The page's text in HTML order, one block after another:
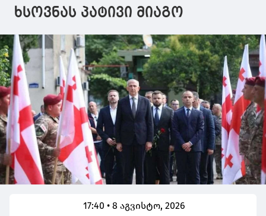
ხსოვნას პატივი მიაგო
17:40 • 8 აგვისტო, 2026